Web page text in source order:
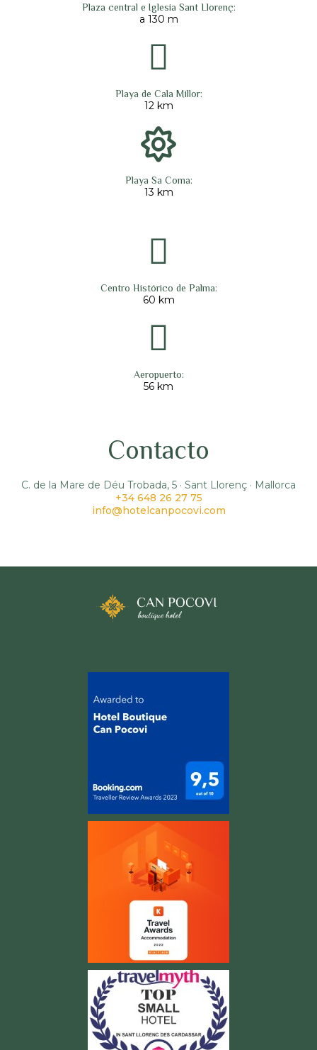
Plaza central e Iglesia Sant Llorenç:
a 130 m
Playa de Cala Millor:
12 km
Playa Sa Coma:
13 km
Centro Histórico de Palma:
60 km
Aeropuerto:
56 km
Contacto
C. de la Mare de Déu Trobada, 5 · Sant Llorenç · Mallorca
+34 648 26 27 75
info@hotelcanpocovi.com